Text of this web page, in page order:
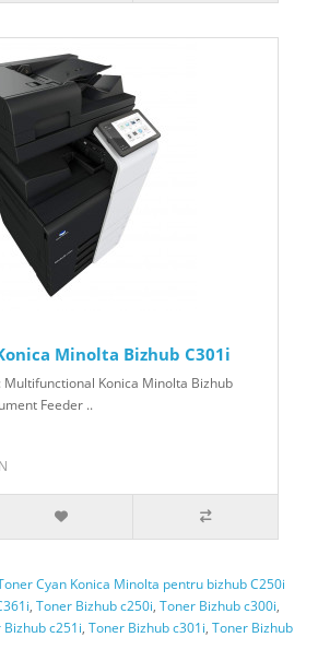
Minolta Bizhub C301i
Multifunctional Konica Minolta Bizhub
Feeder ..
Cyan Konica Minolta pentru bizhub C250i
, Toner Bizhub c250i, Toner Bizhub c300i,
Bizhub c251i, Toner Bizhub c301i, Toner Bizhub